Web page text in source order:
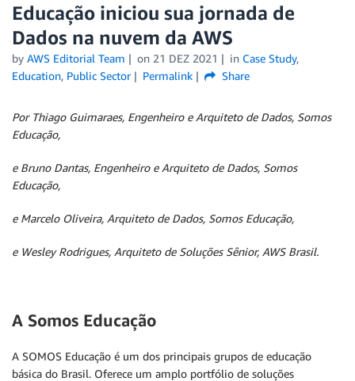
Educação iniciou sua jornada de
Dados na nuvem da AWS
by AWS Editorial Team on 21 DEZ 2021 in Case Study,
Education, Public Sector Permalink Share
Por Thiago Guimaraes, Engenheiro e Arquiteto de Dados, Somos
Educação,
e Bruno Dantas, Engenheiro e Arquiteto de Dados, Somos
Educação,
e Marcelo Oliveira, Arquiteto de Dados, Somos Educação,
e Wesley Rodrigues, Arquiteto de Soluções Sênior, AWS Brasil.
A Somos Educação
A SOMOS Educação é um dos principais grupos de educação
básica do Brasil. Oferece um amplo portfólio de soluções